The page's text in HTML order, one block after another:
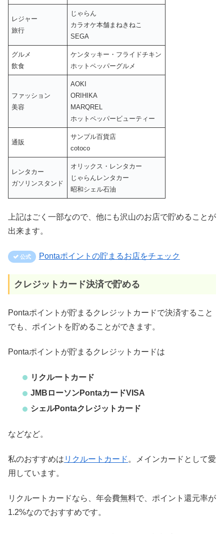
レジャー
旅行
じゃらん
カラオケ本舗まねきねこ
SEGA
グルメ
飲食
ケンタッキー・フライドチキン
ホットペッパーグルメ
ファッション
美容
AOKI
ORIHIKA
MARQREL
ホットペッパービューティー
通販
サンプル百貨店
cotoco
レンタカー
ガソリンスタンド
オリックス・レンタカー
じゃらんレンタカー
昭和シェル石油
上記はごく一部なので、他にも沢山のお店で貯めることが
出来ます。
Pontaポイントの貯まるお店をチェック
クレジットカード決済で貯める
Pontaポイントが貯まるクレジットカードで決済すること
でも、ポイントを貯めることができます。
Pontaポイントが貯まるクレジットカードは
リクルートカード
JMBローソンPontaカードVISA
シェルPontaクレジットカード
などなど。
私のおすすめは リクルートカード 。メインカードとして愛
用しています。
リクルートカードなら、年会費無料で、ポイント還元率が
1.2%なのでおすすめです。